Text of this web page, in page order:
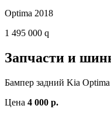
Optima 2018
1 495 000 q
Запчасти и
Бампер задний Kia
Цена 4 000 р.